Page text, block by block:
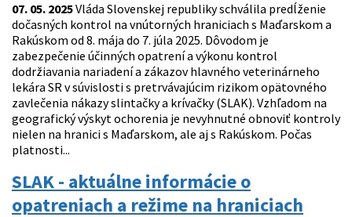
07. 05. 2025Vláda Slovenskej republiky schválila predĺženie
dočasných kontrol na vnútorných hraniciach s Maďarskom a
Rakúskom od 8. mája do 7. júla 2025. Dôvodom je
zabezpečenie účinných opatrení a výkonu kontrol
dodržiavania nariadení a zákazov hlavného veterinárneho
lekára SR v súvislosti s pretrvávajúcim rizikom opätovného
zavlečenia nákazy slintačky a krívačky (SLAK). Vzhľadom na
geografický výskyt ochorenia je nevyhnutné obnoviť kontroly
nielen na hranici s Maďarskom, ale aj s Rakúskom. Počas
platnosti...
SLAK - aktuálne informácie o
opatreniach a režime na hraniciach